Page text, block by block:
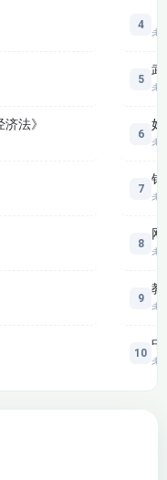
会计和相关披露
法》
4
考
5
武
考
6
妇
考
7
针
考
8
考
9
教
考
10
中
考